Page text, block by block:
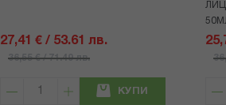
27,41 € / 53.61 лв.
36,55 € / 71.49 лв.
КУПИ